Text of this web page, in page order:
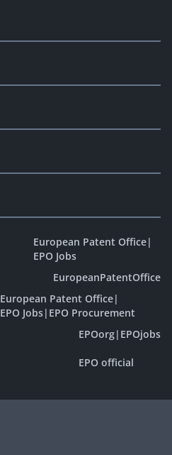
European Patent Office|
EPO Jobs
EuropeanPatentOffice
European Patent Office|
EPO Jobs| EPO Procurement
EPOorg| EPOjobs
EPO official